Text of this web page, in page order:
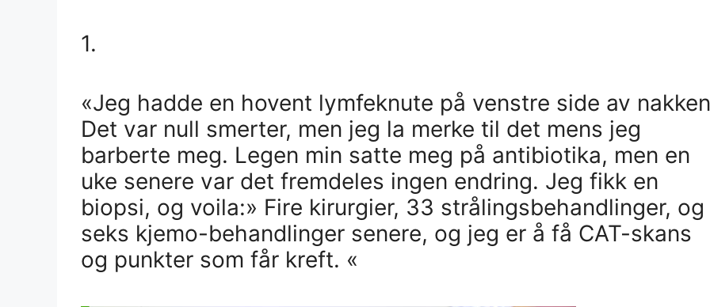
1.
«Jeg hadde en hovent lymfeknute på venstre side av
Det var null smerter, men jeg la merke til det mens jeg
barberte meg. Legen min satte meg på antibiotika, men en
uke senere var det fremdeles ingen endring. Jeg fikk en
biopsi, og voila:» Fire kirurgier, 33 strålingsbehandlinger, og
seks kjemo-behandlinger senere, og jeg er å få CAT-skans
og punkter som får kreft. «